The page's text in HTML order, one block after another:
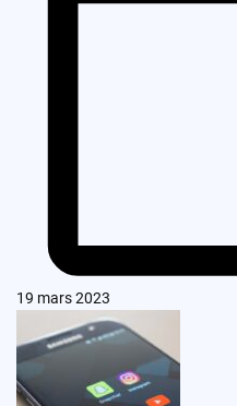
19 mars 2023